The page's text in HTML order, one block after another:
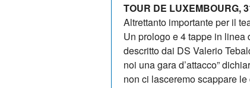
TOUR DE LUXEMBOURG,
Altrettanto importante per il
Un prologo e 4 tappe in linea
descritto dai DS Valerio
noi una gara d’attacco”
non ci lasceremo scappare